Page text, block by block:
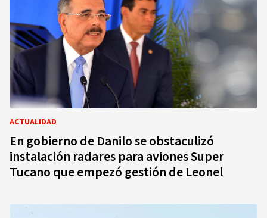
ACTUALIDAD
En gobierno de Danilo se obstaculizó
instalación radares para aviones Super
Tucano que empezó gestión de Leonel